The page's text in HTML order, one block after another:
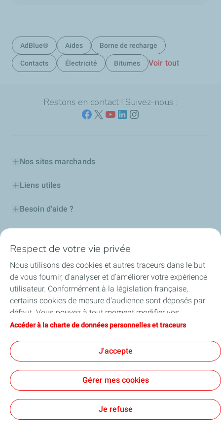
AdBlue® Aides Borne de recharge
Contacts Électricité Bitumes Voir tout
Restons en contact ! Suivez-nous :
Nos sites marchands
Liens utiles
Besoin d'aide ?
Certificats d'économies d'énergie
Nos partenaires
Collaborer avec TotalEnergies
Accessibilité
Conditions Générales d’Utilisation
Accessibilité : Partiellement conforme
Respect de votre vie privée
Nous utilisons des cookies et autres traceurs dans le but
de vous fournir, d’analyser et d’améliorer votre expérience
utilisateur. Conformément à la législation française,
certains cookies de mesure d'audience sont déposés par
défaut. Vous pouvez à tout moment modifier vos
paramètres de cookies en cliquant sur le bouton « Gérer
vous acceptez le dépôt de l’ensemble des cookies. Dans le
cas où vous cliquez sur « Je refuse », seuls les cookies
techniques nécessaires au bon fonctionnement du site
seront utilisés. Pour plus d’informations, vous pouvez
traceurs ».
Accéder à la charte de données personnelles et traceurs
J'accepte
Gérer mes cookies
Je refuse